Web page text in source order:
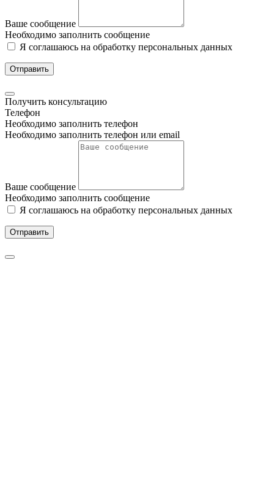
Ваше сообщение
Необходимо заполнить сообщение
Я соглашаюсь на обработку персональных данных
Отправить
Получить консультацию
Телефон
Необходимо заполнить телефон
Необходимо заполнить телефон или email
Ваше сообщение
Необходимо заполнить сообщение
Я соглашаюсь на обработку персональных данных
Отправить